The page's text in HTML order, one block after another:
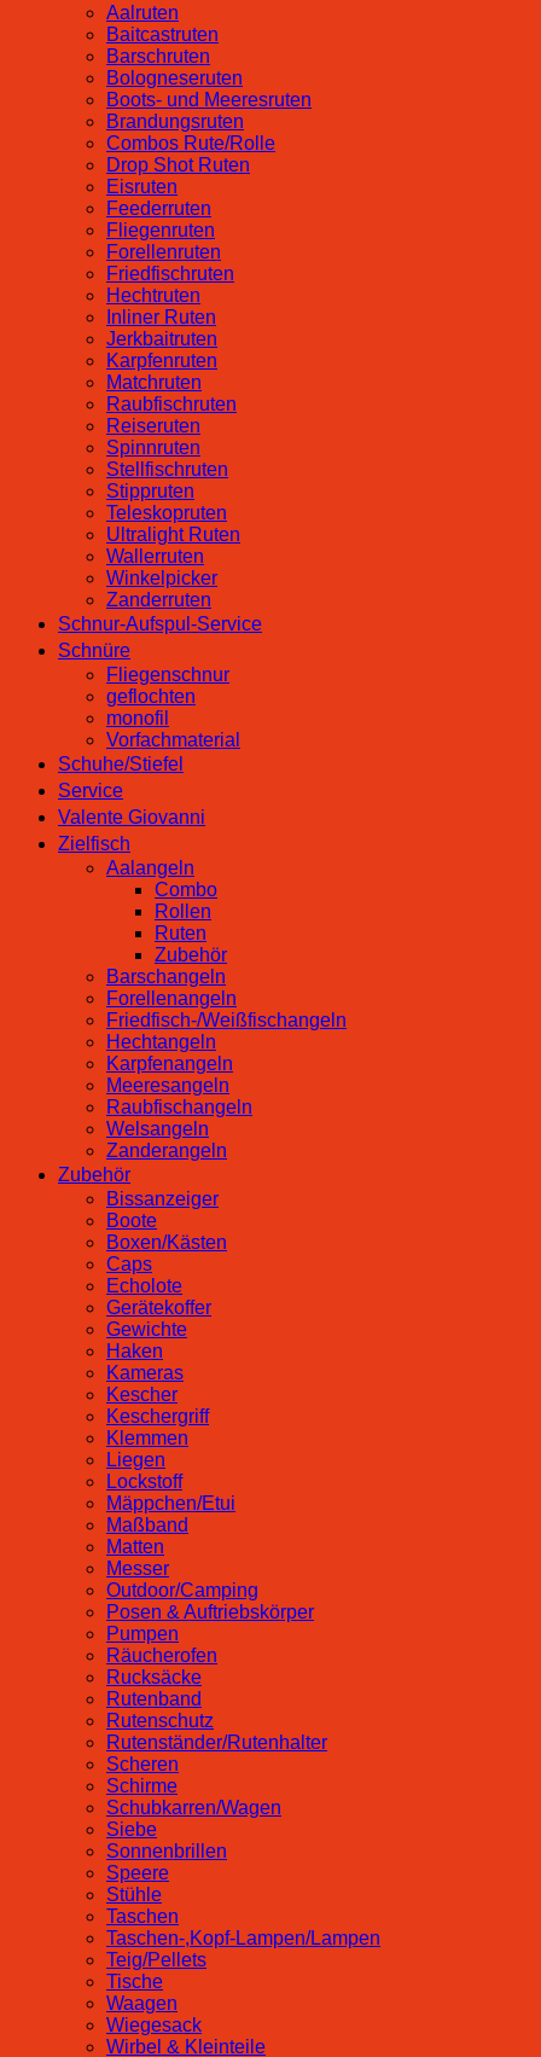
Aalruten
Baitcastruten
Barschruten
Bologneseruten
Boots- und Meeresruten
Brandungsruten
Combos Rute/Rolle
Drop Shot Ruten
Eisruten
Feederruten
Fliegenruten
Forellenruten
Friedfischruten
Hechtruten
Inliner Ruten
Jerkbaitruten
Karpfenruten
Matchruten
Raubfischruten
Reiseruten
Spinnruten
Stellfischruten
Stippruten
Teleskopruten
Ultralight Ruten
Wallerruten
Winkelpicker
Zanderruten
Schnur-Aufspul-Service
Schnüre
Fliegenschnur
geflochten
monofil
Vorfachmaterial
Schuhe/Stiefel
Service
Valente Giovanni
Zielfisch
Aalangeln
Combo
Rollen
Ruten
Zubehör
Barschangeln
Forellenangeln
Friedfisch-/Weißfischangeln
Hechtangeln
Karpfenangeln
Meeresangeln
Raubfischangeln
Welsangeln
Zanderangeln
Zubehör
Bissanzeiger
Boote
Boxen/Kästen
Caps
Echolote
Gerätekoffer
Gewichte
Haken
Kameras
Kescher
Keschergriff
Klemmen
Liegen
Lockstoff
Mäppchen/Etui
Maßband
Matten
Messer
Outdoor/Camping
Posen & Auftriebskörper
Pumpen
Räucherofen
Rucksäcke
Rutenband
Rutenschutz
Rutenständer/Rutenhalter
Scheren
Schirme
Schubkarren/Wagen
Siebe
Sonnenbrillen
Speere
Stühle
Taschen
Taschen-,Kopf-Lampen/Lampen
Teig/Pellets
Tische
Waagen
Wiegesack
Wirbel & Kleinteile